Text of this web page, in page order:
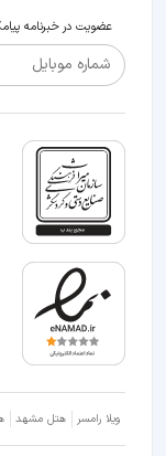
عضویت در خبرنامه
شماره موبایل
ویلا رامسر هتل مشهد